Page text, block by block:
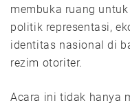
membuka ruang
politik representasi,
identitas nasional di
rezim otoriter.
Acara ini tidak hanya